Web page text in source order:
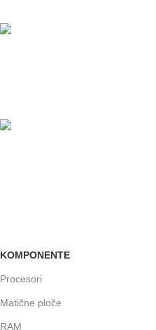
KOMPONENTE
Procesori
Matične ploče
RAM